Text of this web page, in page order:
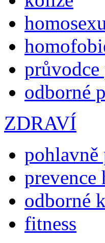
průvodce
odborné
ZDRAVÍ
pohlavně
prevence
odborné
fitness